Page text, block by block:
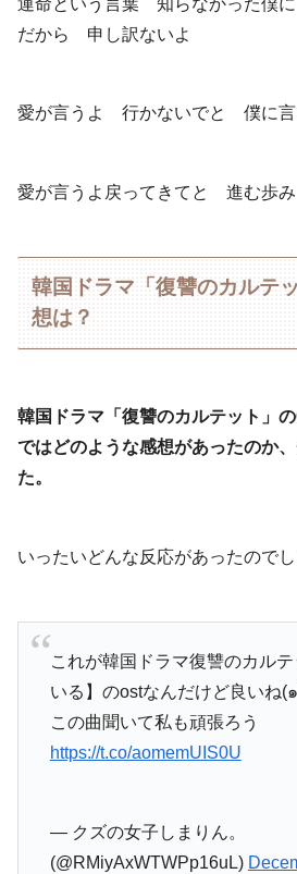
だから 申し訳ないよ
愛が言うよ 行かないでと 僕に
愛が言うよ戻ってきてと 進む歩
韓国ドラマ「復讐のカルテ
想は？
韓国ドラマ「復讐のカルテット」
ではどのような感想があったのか
た。
いったいどんな反応があったのでし
これが韓国ドラマ復讐のカル
この曲聞いて私も頑張ろう
https://t.co/aomemUIS0U
— クズの女子しまりん。
(@RMiyAxWTWPp16uL)